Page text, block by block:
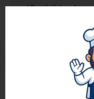
Persönlicher
Produktbeschreibung